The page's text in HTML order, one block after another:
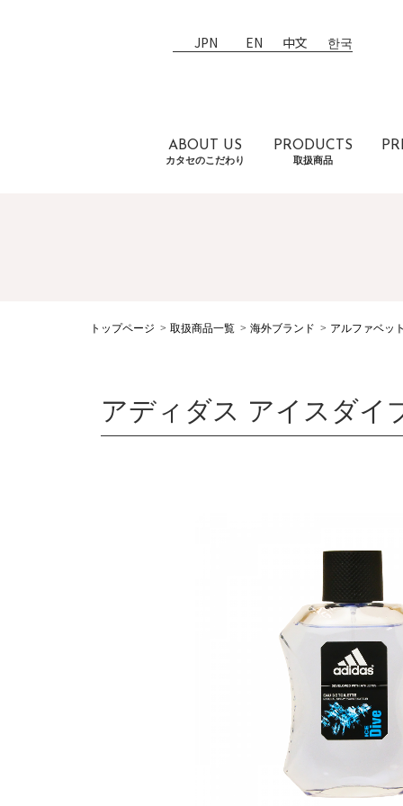
JPN EN 中文 한국
ABOUT US
カタセのこだわり
PRODUCTS
取扱商品
トップページ 取扱商品一覧 海外ブランド アルファベッ
アディダス アイスダイ